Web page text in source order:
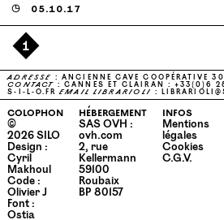
◶ 05.10.17
1
ADRESSE : ANCIENNE CAVE COOPÉRATIVE
CONTACT : CANNES ET CLAIRAN : +33(0)6
S-​I-​L-​O.​FR EMAIL LIBRARIOLI :
colophon
©
2026SILO
Design :
Cyril
Makhoul
Code :
Olivier J
Font :
Ostia
hébergement
SAS OVH :
ovh.com
2, rue
Kellermann
59100
Roubaix
BP 80157
infos
Mentions
légales
Cookies
C.G.V.